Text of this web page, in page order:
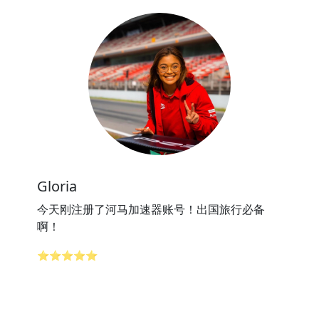
Gloria
今天刚注册了河马加速器账号！出国旅行必备
啊！
⭐⭐⭐⭐⭐